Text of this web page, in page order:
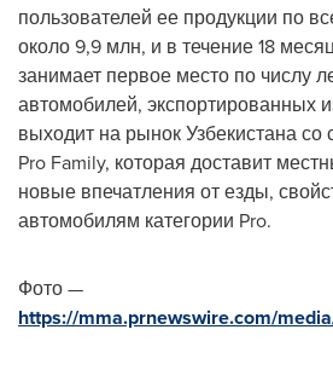
пользователей ее продукции по
около 9,9 млн, и в течение 18
занимает первое место по числу
автомобилей, экспортированных
выходит на рынок Узбекистана со
Pro Family, которая доставит
новые впечатления от езды,
автомобилям категории Pro.
Фото —
https://mma.prnewswire.com/